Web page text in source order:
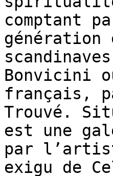
comptant
génération
Bonvicini
français,
Trouvé.
est une
par
exigu de